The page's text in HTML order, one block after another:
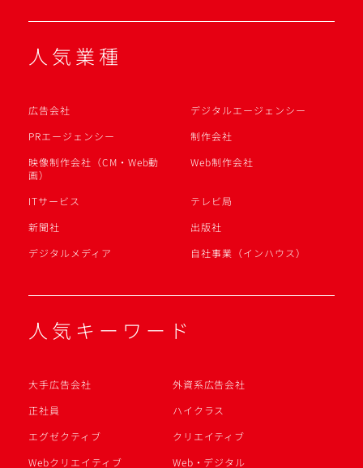
人気業種
広告会社
デジタルエージェンシー
PRエージェンシー
制作会社
映像制作会社（CM・Web動
画）
Web制作会社
ITサービス
テレビ局
新聞社
出版社
デジタルメディア
自社事業（インハウス）
人気キーワード
大手広告会社
外資系広告会社
正社員
ハイクラス
エグゼクティブ
クリエイティブ
Webクリエイティブ
Web・デジタル